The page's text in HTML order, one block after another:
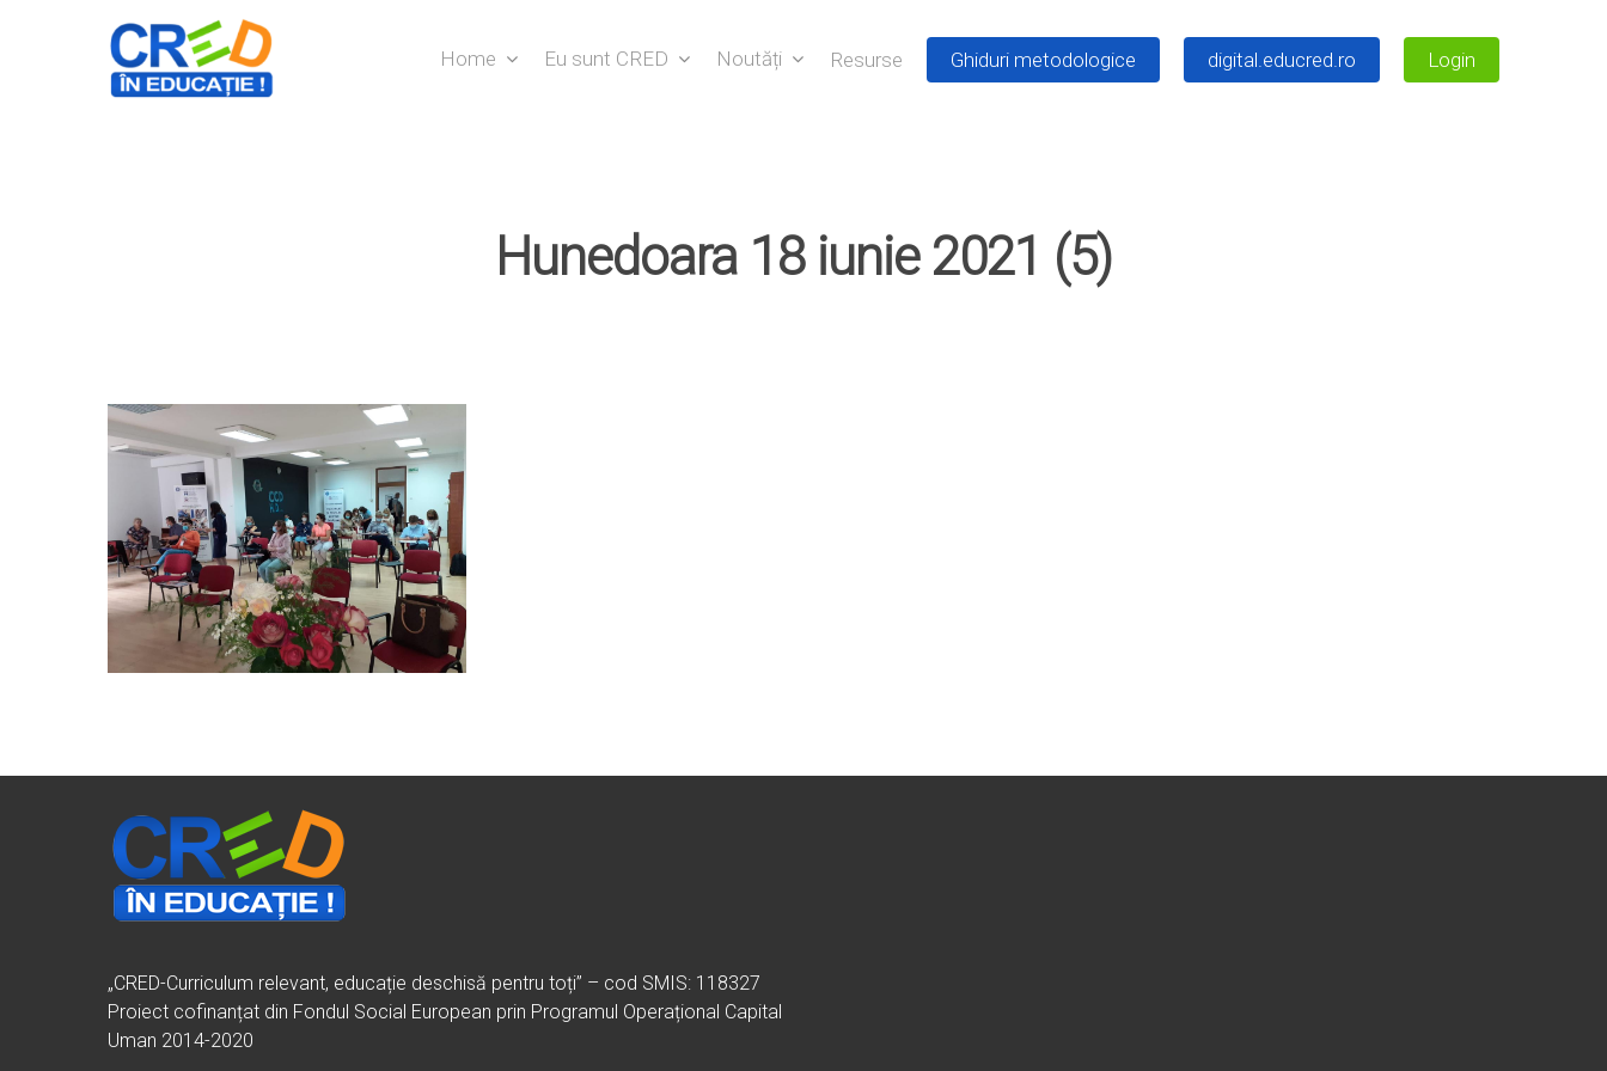
Home Eu sunt CRED Noutăți Resurse Ghiduri metodologice digital.educred.ro Login
Hunedoara 18 iunie 2021 (5)
„CRED-Curriculum relevant, educație deschisă pentru toți” – cod SMIS: 118327
Proiect cofinanțat din Fondul Social European prin Programul Operațional Capital
Uman 2014-2020